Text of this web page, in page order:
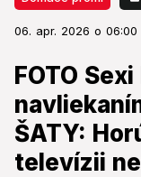
06. apr. 2026 o 06:00
FOTO
ŠATY:
televízii
FOTO Sexi
ŠATY:
televízii
Pri tom zábere